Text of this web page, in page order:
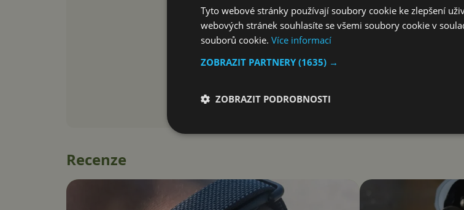
Recenze
Tyto webové stránky používají soubory cookie ke zlepšení
webových stránek souhlasíte se všemi soubory cookie v
souborů cookie. Více informací
ZOBRAZIT PARTNERY(1635) →
ZOBRAZIT PODROBNOSTI